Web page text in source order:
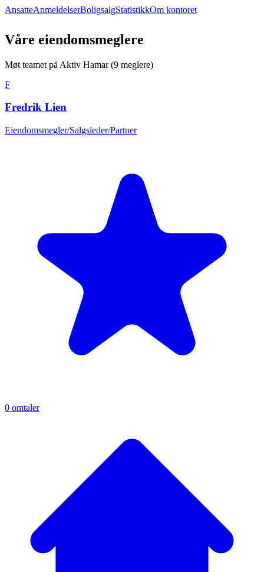
AnsatteAnmeldelserBoligsalgStatistikkOm kontoret
Våre eiendomsmeglere
Møt teamet på Aktiv Hamar(9 meglere)
F
Fredrik Lien
Eiendomsmegler/Salgsleder/Partner
0 omtaler